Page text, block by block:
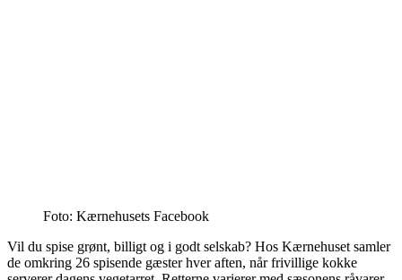
Foto: Kærnehusets Facebook
Vil du spise grønt, billigt og i godt selskab? Hos Kærnehuset samler
de omkring 26 spisende gæster hver aften, når frivillige kokke